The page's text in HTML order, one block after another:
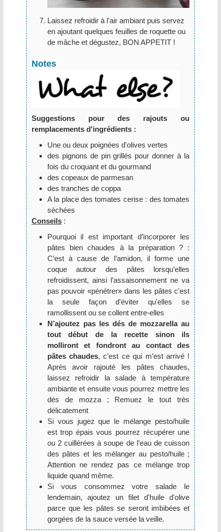
Laissez refroidir à l'air ambiant puis servez
en ajoutant quelques feuilles de roquette ou
de mâche et dégustez, BON APPETIT !
Notes
Suggestions pour des rajouts ou
remplacements d'ingrédients :
Une ou deux poignées d'olives vertes
des pignons de pin grillés pour donner à la
fois du croquant et du gourmand
des copeaux de parmesan
des tranches de coppa
A la place des tomates cerise : des tomates
séchées
Conseils:
Pourquoi il est important d’incorporer les
pâtes bien chaudes à la préparation ? :
C’est à cause de l’amidon, il forme une
coque autour des pâtes lorsqu’elles
refroidissent, ainsi l’assaisonnement ne va
pas pouvoir «pénétrer» dans les pâtes c'est
la seule façon d'éviter qu'elles se
ramollissent ou se collent entre-elles
N’ajoutez pas les dés de mozzarella au
tout début de la recette sinon ils
molliront et fondront au contact des
pâtes chaudes, c’est ce qui m’est arrivé !
Après avoir rajouté les pâtes chaudes,
laissez refroidir la salade à température
ambiante et ensuite vous pourrez mettre les
dés de mozza ; Remuez le tout très
délicatement
Si vous jugez que le mélange pesto/huile
est trop épais vous pourrez récupérer une
ou 2 cuillérées à soupe de l’eau de cuisson
des pâtes et les mélanger au pesto/huile ;
Attention ne rendez pas ce mélange trop
liquide quand même.
Si vous consommez votre salade le
lendemain, ajoutez un filet d'huile d'olive
parce que les pâtes se seront imbibées et
gorgées de la sauce versée la veille.